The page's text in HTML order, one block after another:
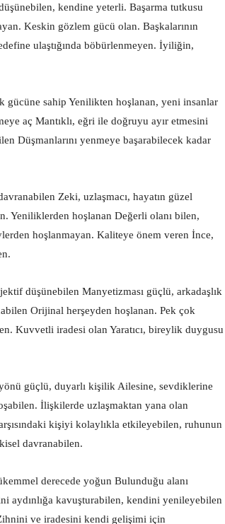
kendine yeterli. Başarma tutkusu
Keskin gözlem gücü olan. Başkalarının
ulaştığında böbürlenmeyen. İyiliğin,
gücüne sahip Yenilikten hoşlanan, yeni insanlar
aç Mantıklı, eğri ile doğruyu ayır etmesini
Düşmanlarını yenmeye başarabilecek kadar
Zeki, uzlaşmacı, hayatın güzel
Yeniliklerden hoşlanan Değerli olanı bilen,
hoşlanmayan. Kaliteye önem veren İnce,
düşünebilen Manyetizması güçlü, arkadaşlık
Orijinal herşeyden hoşlanan. Pek çok
Kuvvetli iradesi olan Yaratıcı, bireylik duygusu
güçlü, duyarlı kişilik Ailesine, sevdiklerine
İlişkilerde uzlaşmaktan yana olan
kişiyi kolaylıkla etkileyebilen, ruhunun
davranabilen.
derecede yoğun Bulunduğu alanı
aydınlığa kavuşturabilen, kendini yenileyebilen
ve iradesini kendi gelişimi için